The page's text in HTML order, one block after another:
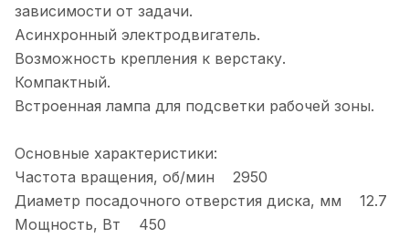
зависимости от задачи.
Асинхронный электродвигатель.
Возможность крепления к верстаку.
Компактный.
Встроенная лампа для подсветки рабочей зоны.
Основные характеристики:
Частота вращения, об/мин 2950
Диаметр посадочного отверстия диска, мм 12.7
Мощность, Вт 450